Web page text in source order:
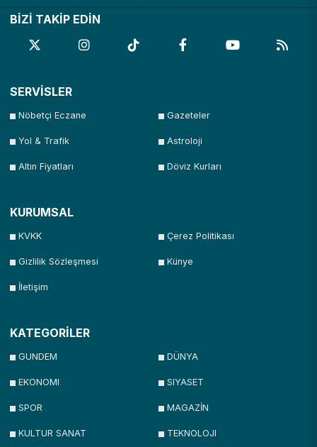
BİZİ TAKİP EDİN
SERVİSLER
Nöbetçi Eczane Gazeteler
Yol & Trafik Astroloji
Altın Fiyatları Döviz Kurları
KURUMSAL
KVKK Çerez Politikası
Gizlilik Sözleşmesi Künye
İletişim
KATEGORİLER
GUNDEM DÜNYA
EKONOMI SIYASET
SPOR MAGAZİN
KULTUR SANAT TEKNOLOJI